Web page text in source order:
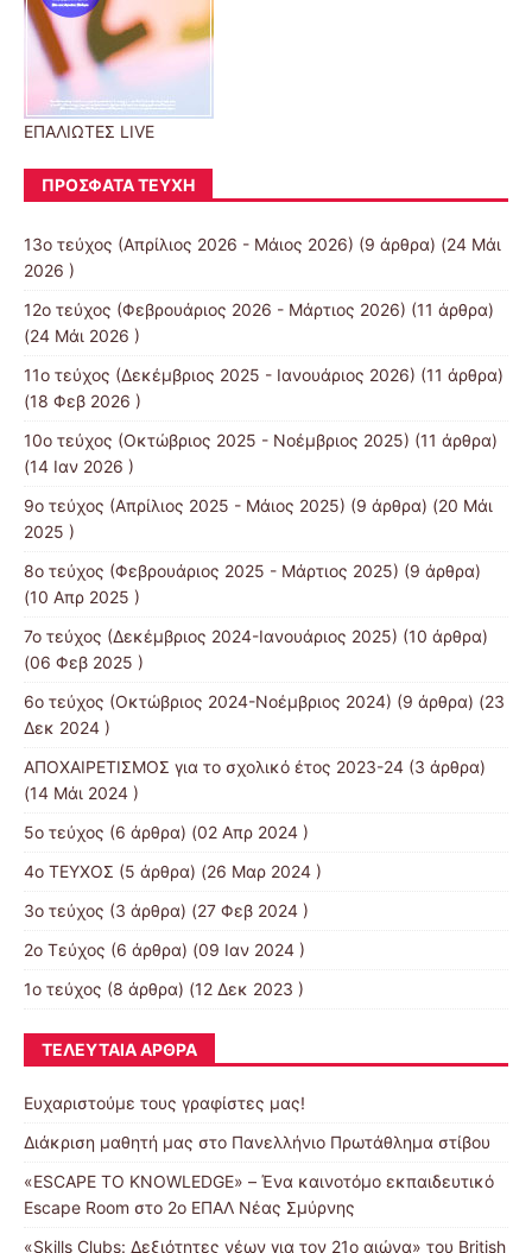
ΕΠΑΛΙΩΤΕΣ LIVE
ΠΡΌΣΦΑΤΑ ΤΕΎΧΗ
13o τεύχος (Απρίλιος 2026 - Μάιος 2026) (9 άρθρα) (24 Μάι
2026 )
12o τεύχος (Φεβρουάριος 2026 - Μάρτιος 2026) (11 άρθρα)
(24 Μάι 2026 )
11ο τεύχος (Δεκέμβριος 2025 - Ιανουάριος 2026) (11 άρθρα)
(18 Φεβ 2026 )
10o τεύχος (Οκτώβριος 2025 - Νοέμβριος 2025) (11 άρθρα)
(14 Ιαν 2026 )
9o τεύχος (Απρίλιος 2025 - Μάιος 2025) (9 άρθρα) (20 Μάι
2025 )
8o τεύχος (Φεβρουάριος 2025 - Μάρτιος 2025) (9 άρθρα)
(10 Απρ 2025 )
7ο τεύχος (Δεκέμβριος 2024-Ιανουάριος 2025) (10 άρθρα)
(06 Φεβ 2025 )
6o τεύχος (Οκτώβριος 2024-Νοέμβριος 2024) (9 άρθρα) (23
Δεκ 2024 )
ΑΠΟΧΑΙΡΕΤΙΣΜΟΣ για το σχολικό έτος 2023-24 (3 άρθρα)
(14 Μάι 2024 )
5ο τεύχος (6 άρθρα) (02 Απρ 2024 )
4o ΤΕΥΧΟΣ (5 άρθρα) (26 Μαρ 2024 )
3ο τεύχος (3 άρθρα) (27 Φεβ 2024 )
2ο Τεύχος (6 άρθρα) (09 Ιαν 2024 )
1ο τεύχος (8 άρθρα) (12 Δεκ 2023 )
ΤΕΛΕΥΤΑΊΑ ΆΡΘΡΑ
Ευχαριστούμε τους γραφίστες μας!
Διάκριση μαθητή μας στο Πανελλήνιο Πρωτάθλημα στίβου
«ESCAPE TO KNOWLEDGE» – Ένα καινοτόμο εκπαιδευτικό
Escape Room στο 2ο ΕΠΑΛ Νέας Σμύρνης
«Skills Clubs: Δεξιότητες νέων για τον 21ο αιώνα» του British